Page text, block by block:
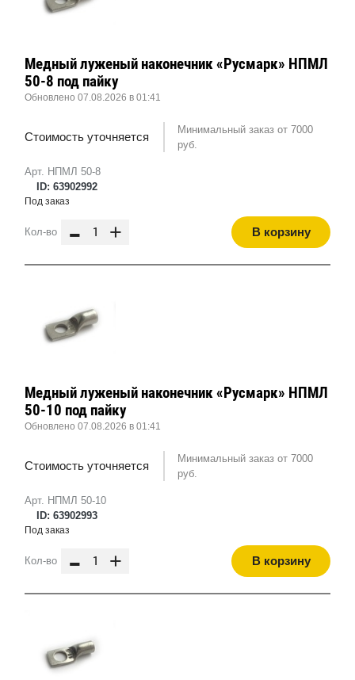
Арт. НПМЛ 50-8
ID: 63902992
Медный луженый наконечник «Русмарк» НПМЛ
50-8 под пайку
Обновлено 07.08.2026 в 01:41
Стоимость уточняется
Минимальный заказ от 7000
руб.
Под заказ
Кол-во - + В корзину
Арт. НПМЛ 50-10
ID: 63902993
Медный луженый наконечник «Русмарк» НПМЛ
50-10 под пайку
Обновлено 07.08.2026 в 01:41
Стоимость уточняется
Минимальный заказ от 7000
руб.
Под заказ
Кол-во - + В корзину